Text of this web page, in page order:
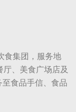
食集团，服务地
、美食广场店及
食品手信、食品